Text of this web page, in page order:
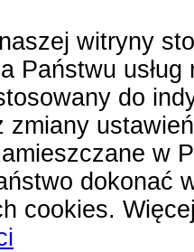
witryny
Państwu
do
zmiany
w
dokonać
cookies.